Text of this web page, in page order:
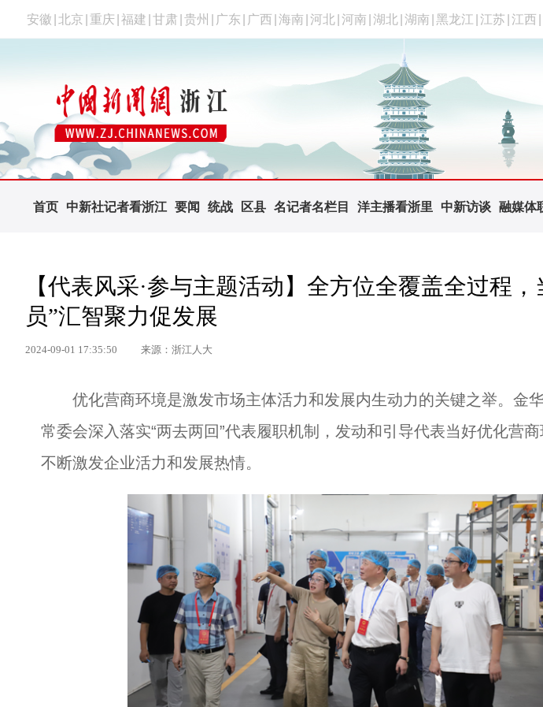
安徽 北京 重庆 福建 甘肃 贵州 广东 广西 海南 河北 河南 湖北 湖南 黑龙江 江苏 江西
首页 中新社记者看浙江 要闻 统战 区县 名记者名栏目 洋主播看浙里 中新访谈 融媒体
【代表风采·参与主题活动】全方位全覆盖全过程，
员”汇智聚力促发展
2024-09-01 17:35:50 来源：浙江人大
优化营商环境是激发市场主体活力和发展内生动力的关键之举。金
常委会深入落实“两去两回”代表履职机制，发动和引导代表当好优化营商
不断激发企业活力和发展热情。